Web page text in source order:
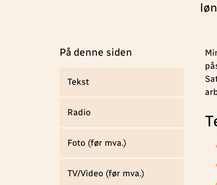
På denne siden
Tekst
Radio
Foto (før mva.)
TV/Video (før mva.)